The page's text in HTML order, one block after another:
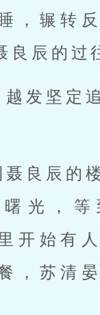
，辗转
良辰的过
越发坚定
聂良辰的
光，等
开始有
，苏清